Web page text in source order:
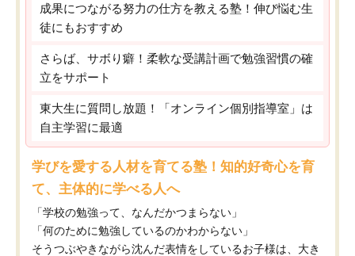
成果につながる努力の仕方を教える塾！伸び悩む生
徒にもおすすめ
さらば、サボり癖！柔軟な受講計画で勉強習慣の確
立をサポート
東大生に質問し放題！「オンライン個別指導室」は
自主学習に最適
学びを愛する人材を育てる塾！知的好奇心を育
て、主体的に学べる人へ
「学校の勉強って、なんだかつまらない」
「何のために勉強しているのかわからない」
そうつぶやきながら沈んだ表情をしているお子様は、大き